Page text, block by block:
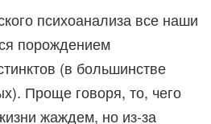
психоанализа все наши
порождением
(в большинстве
Проще говоря, то, чего
жаждем, но из-за